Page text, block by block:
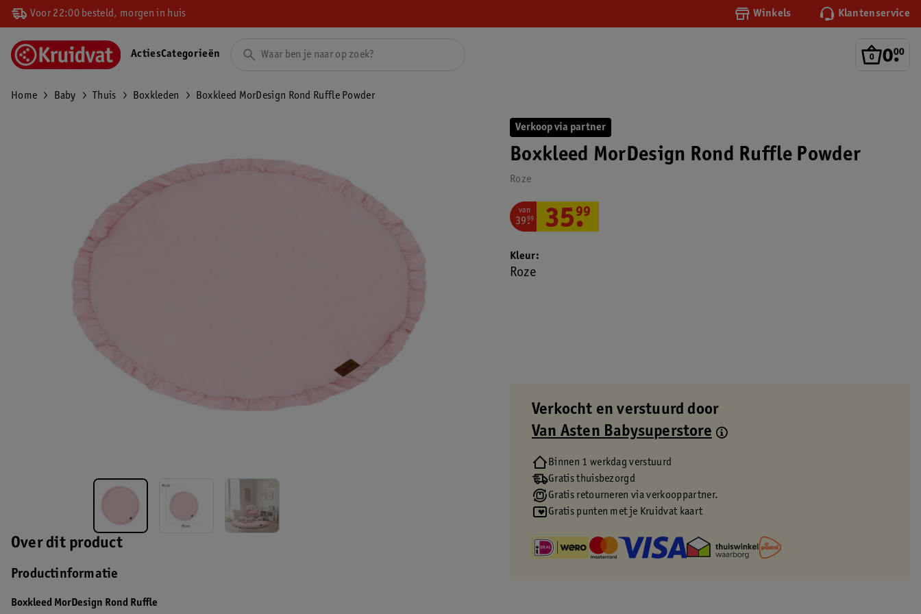
Voor 22:00 besteld, morgen in huis Winkels Klantenservice
0.
00
ActiesCategorieën
Home Baby Thuis Boxkleden Boxkleed MorDesign Rond Ruffle Powder
Over dit product
Productinformatie
Boxkleed MorDesign Rond Ruffle
Verkoop via partner
Boxkleed MorDesign Rond Ruffle Powder
Roze
van
39.
99 35.
99
Kleur
Roze
Verkocht en verstuurd door
Van Asten Babysuperstore
Binnen 1 werkdag verstuurd
Gratis thuisbezorgd
Gratis retourneren via verkooppartner.
Gratis punten met je Kruidvat kaart